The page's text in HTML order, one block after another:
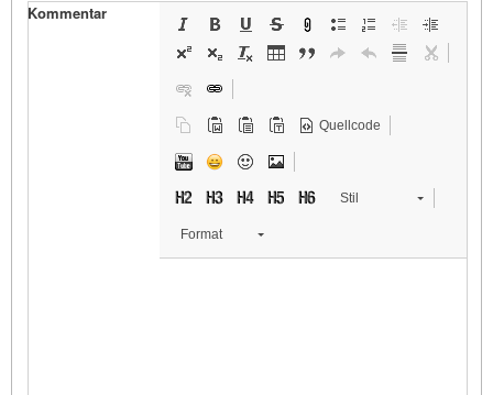
Kommentar
Quellcode
Stil
Format